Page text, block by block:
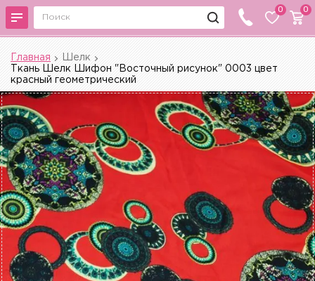
0 0
Главная
Шелк
Ткань Шелк Шифон "Восточный рисунок" 0003 цвет
красный геометрический